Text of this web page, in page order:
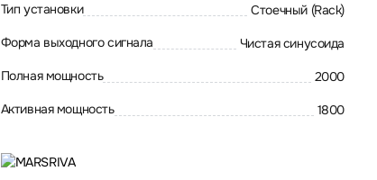
Тип установки Стоечный (Rack)
Форма выходного сигнала Чистая синусоида
Полная мощность 2000
Активная мощность 1800